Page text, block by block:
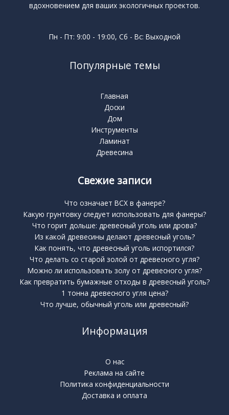
вдохновением для ваших экологичных проектов.
Пн - Пт: 9:00 - 19:00, Сб - Вс: Выходной
Популярные темы
Главная
Доски
Дом
Инструменты
Ламинат
Древесина
Свежие записи
Что означает BCX в фанере?
Какую грунтовку следует использовать для фанеры?
Что горит дольше: древесный уголь или дрова?
Из какой древесины делают древесный уголь?
Как понять, что древесный уголь испортился?
Что делать со старой золой от древесного угля?
Можно ли использовать золу от древесного угля?
Как превратить бумажные отходы в древесный уголь?
1 тонна древесного угля цена?
Что лучше, обычный уголь или древесный?
Информация
О нас
Реклама на сайте
Политика конфиденциальности
Доставка и оплата